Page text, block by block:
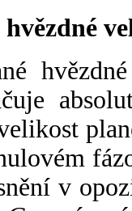
hvězdné
v